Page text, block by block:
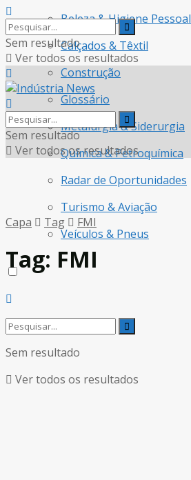
Beleza & Higiene Pessoal
Calçados & Têxtil
Construção
Glossário
Metalurgia & Siderurgia
Química & Petroquímica
Radar de Oportunidades
Turismo & Aviação
Veículos & Pneus
Sem resultado
Ver todos os resultados
Sem resultado
Ver todos os resultados
Sem resultado
Ver todos os resultados
Capa Tag FMI
Tag: FMI